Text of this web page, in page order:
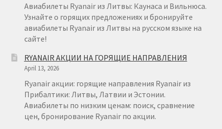
О сайте
Авиабилеты Ryanair из Литвы: Каунаса и Вильнюса.
Узнайте о горящих предложениях и бронируйте
авиабилеты Ryanair из Литвы на русском языке на
сайте!
RYANAIR АКЦИИ НА ГОРЯЩИЕ НАПРАВЛЕНИЯ
April 13, 2026
Ryanair акции: горящие направления Ryanair из
Прибалтики: Литвы, Латвии и Эстонии.
Авиабилеты по низким ценам: поиск, сравнение
цен, бронирование Ryanair по акции.